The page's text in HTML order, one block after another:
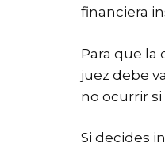
financiera
Para que la
juez debe
no ocurrir
Si decides